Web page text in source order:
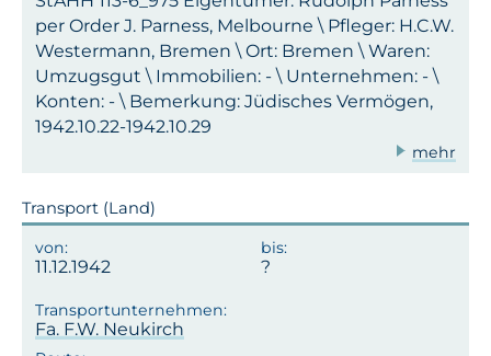
per Order J. Parness, Melbourne \ Pfleger: H.C.W.
Westermann, Bremen \ Ort: Bremen \ Waren:
Umzugsgut \ Immobilien: - \ Unternehmen: - \
Konten: - \ Bemerkung: Jüdisches Vermögen,
1942.10.22-1942.10.29
mehr
Transport (Land)
11.12.1942
Fa. F.W. Neukirch